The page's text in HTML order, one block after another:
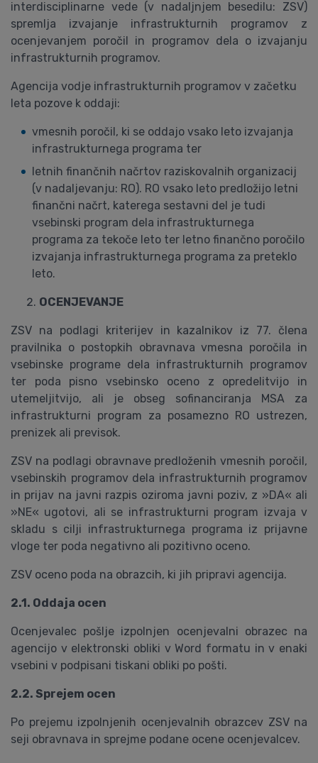
interdisciplinarne vede (v nadaljnjem besedilu: ZSV)
spremlja izvajanje infrastrukturnih programov z
ocenjevanjem poročil in programov dela o izvajanju
infrastrukturnih programov.
Agencija vodje infrastrukturnih programov v začetku
leta pozove k oddaji:
vmesnih poročil, ki se oddajo vsako leto izvajanja
infrastrukturnega programa ter
letnih finančnih načrtov raziskovalnih organizacij
(v nadaljevanju: RO). RO vsako leto predložijo letni
finančni načrt, katerega sestavni del je tudi
vsebinski program dela infrastrukturnega
programa za tekoče leto ter letno finančno poročilo
izvajanja infrastrukturnega programa za preteklo
leto.
OCENJEVANJE
ZSV na podlagi kriterijev in kazalnikov iz 77. člena
pravilnika o postopkih obravnava vmesna poročila in
vsebinske programe dela infrastrukturnih programov
ter poda pisno vsebinsko oceno z opredelitvijo in
utemeljitvijo, ali je obseg sofinanciranja MSA za
infrastrukturni program za posamezno RO ustrezen,
prenizek ali previsok.
ZSV na podlagi obravnave predloženih vmesnih poročil,
vsebinskih programov dela infrastrukturnih programov
in prijav na javni razpis oziroma javni poziv, z »DA« ali
»NE« ugotovi, ali se infrastrukturni program izvaja v
skladu s cilji infrastrukturnega programa iz prijavne
vloge ter poda negativno ali pozitivno oceno.
ZSV oceno poda na obrazcih, ki jih pripravi agencija.
2.1. Oddaja ocen
Ocenjevalec pošlje izpolnjen ocenjevalni obrazec na
agencijo v elektronski obliki v Word formatu in v enaki
vsebini v podpisani tiskani obliki po pošti.
2.2. Sprejem ocen
Po prejemu izpolnjenih ocenjevalnih obrazcev ZSV na
seji obravnava in sprejme podane ocene ocenjevalcev.